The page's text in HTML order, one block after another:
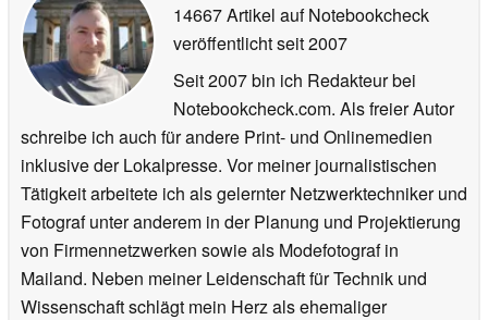
14667 Artikel auf Notebookcheck
veröffentlichtseit 2007
Seit 2007 bin ich Redakteur bei
Notebookcheck.com. Als freier Autor
schreibe ich auch für andere Print- und Onlinemedien
inklusive der Lokalpresse. Vor meiner journalistischen
Tätigkeit arbeitete ich als gelernter Netzwerktechniker und
Fotograf unter anderem in der Planung und Projektierung
von Firmennetzwerken sowie als Modefotograf in
Mailand. Neben meiner Leidenschaft für Technik und
Wissenschaft schlägt mein Herz als ehemaliger